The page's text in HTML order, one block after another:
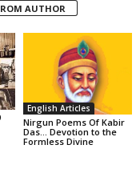
AUTHOR
English Articles
Nirgun Poems Of Kabir
Das… Devotion to the
Formless Divine